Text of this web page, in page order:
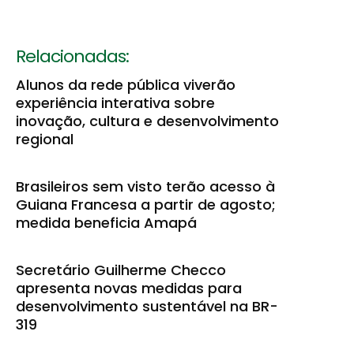
Relacionadas:
Alunos da rede pública viverão
experiência interativa sobre
inovação, cultura e desenvolvimento
regional
Brasileiros sem visto terão acesso à
Guiana Francesa a partir de agosto;
medida beneficia Amapá
Secretário Guilherme Checco
apresenta novas medidas para
desenvolvimento sustentável na BR-
319